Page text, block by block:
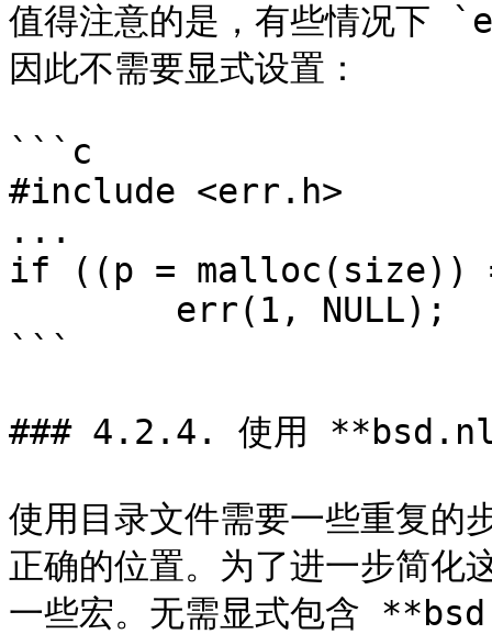
值得注意的是，有些情况下
因此不需要显式设置：
```c
#include <err.h>
...
if ((p = malloc(size))
```
### 4.2.4. 使用
使用目录文件需要一些重复的
正确的位置。为了进一步简
一些宏。无需显式包含